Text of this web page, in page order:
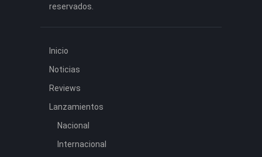
reservados.
Inicio
Noticias
Reviews
Lanzamientos
Nacional
Internacional